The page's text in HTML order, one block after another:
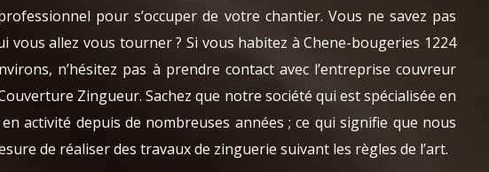
pour s’occuper de votre chantier. Vous ne savez pas
vous allez vous tourner ? Si vous habitez à Chene-bougeries 1224
n’hésitez pas à prendre contact avec l’entreprise couvreur
Zingueur. Sachez que notre société qui est spécialisée en
activité depuis de nombreuses années ; ce qui signifie que nous
de réaliser des travaux de zinguerie suivant les règles de l’art.